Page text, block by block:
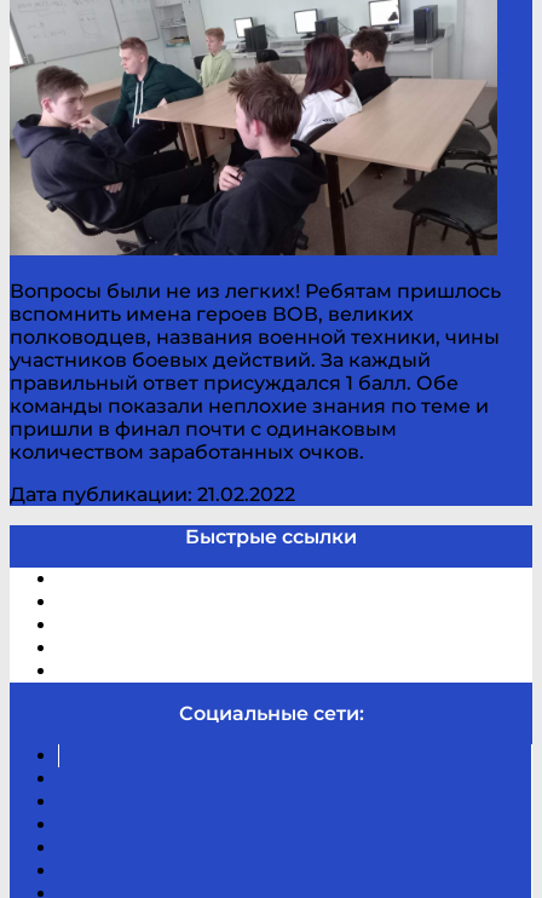
Вопросы были не из легких! Ребятам пришлось
вспомнить имена героев ВОВ, великих
полководцев, названия военной техники, чины
участников боевых действий. За каждый
правильный ответ присуждался 1 балл. Обе
команды показали неплохие знания по теме и
пришли в финал почти с одинаковым
количеством заработанных очков.
Дата публикации: 21.02.2022
Быстрые ссылки
Социальные сети: